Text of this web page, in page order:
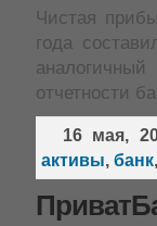
Чистая
года
отчетности
16 мая,
активы, банк,